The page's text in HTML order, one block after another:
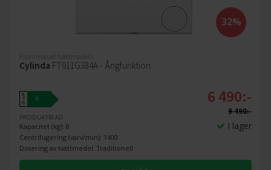
32%
Frontmatad tvättmaskin
Cylinda FT911G384A - Ångfunktion
A
↑
G
A
PRODUKTBLAD
Kapacitet (kg): 8
Centrifugering (varv/min): 1400
Dosering av tvättmedel: Traditionell
6 490:-
9 490:-
I lager